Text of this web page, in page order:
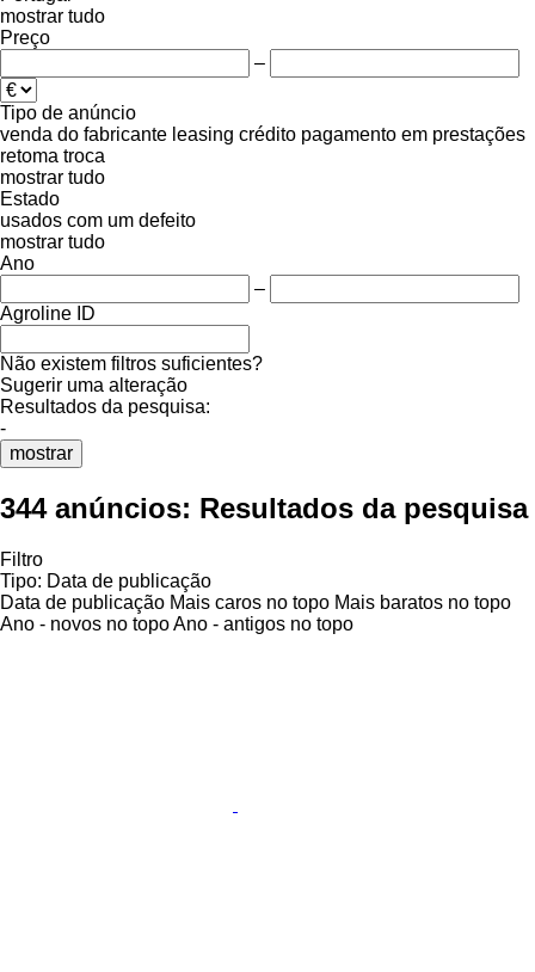
mostrar tudo
Preço
–
Tipo de anúncio
venda do fabricante leasing crédito pagamento em prestações
retoma troca
mostrar tudo
Estado
usados com um defeito
mostrar tudo
Ano
–
Agroline ID
Não existem filtros suficientes?
Sugerir uma alteração
Resultados da pesquisa:
-
mostrar
344 anúncios: Resultados da pesquisa
Filtro
Tipo: Data de publicação
Data de publicação Mais caros no topo Mais baratos no topo
Ano - novos no topoAno - antigos no topo